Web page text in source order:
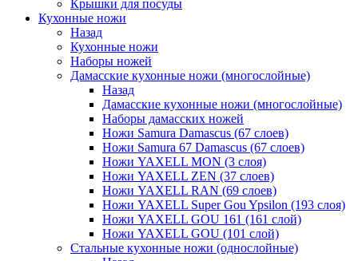
Крышки для посуды
Кухонные ножи
Назад
Кухонные ножи
Наборы ножей
Дамасские кухонные ножи (многослойные)
Назад
Дамасские кухонные ножи (многослойные)
Наборы дамасских ножей
Ножи Samura Damascus (67 слоев)
Ножи Samura 67 Damascus (67 слоев)
Ножи YAXELL MON (3 слоя)
Ножи YAXELL ZEN (37 слоев)
Ножи YAXELL RAN (69 слоев)
Ножи YAXELL Super Gou Ypsilon (193 слоя)
Ножи YAXELL GOU 161 (161 слой)
Ножи YAXELL GOU (101 слой)
Стальные кухонные ножи (однослойные)